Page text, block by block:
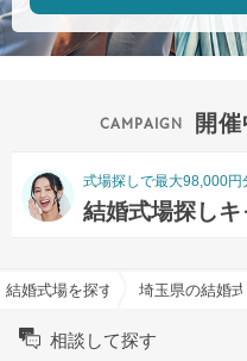
開
式場探しで最大98,000円
結婚式場探し
結婚式場を探すならハナユメ
埼玉県の結婚
相談して探す